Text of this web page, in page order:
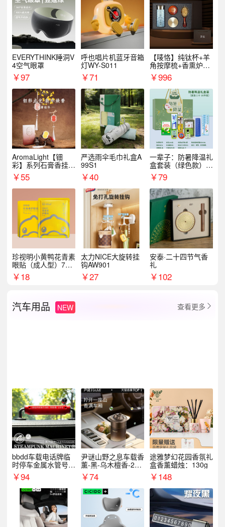
EVERYTHINK睡洞V
4空气眼罩
￥97
呼也唱片机蓝牙音箱
灯WY-S011
￥71
【唛恪】纯钛杯+羊
角按摩梳+香熏炉
+气垫梳
￥996
AromaLight【钿
彩】系列石膏香挂
（代发香味随机）
￥55
严选雨伞毛巾礼盒A
99S1
￥40
一辈子：防暑降温礼
盒套装（绿色款）支
持自由搭配
￥79
珍视明小黄鸭花青素
眼贴（成人型）7对/
盒
￥18
太力NICE大旋转挂
钩AW901
￥27
安泰·二十四节气香
礼
￥102
汽车用品 NEW 查看更多 
bbdd车载电话牌临
时停车金属水管号码
牌可隐藏创意趣味
￥94
尹谜山野之息车载香
薰-黑-乌木檀香-200
g￥74
途雅梦幻花园香氛礼
盒香薰蜡烛：130g
￥148